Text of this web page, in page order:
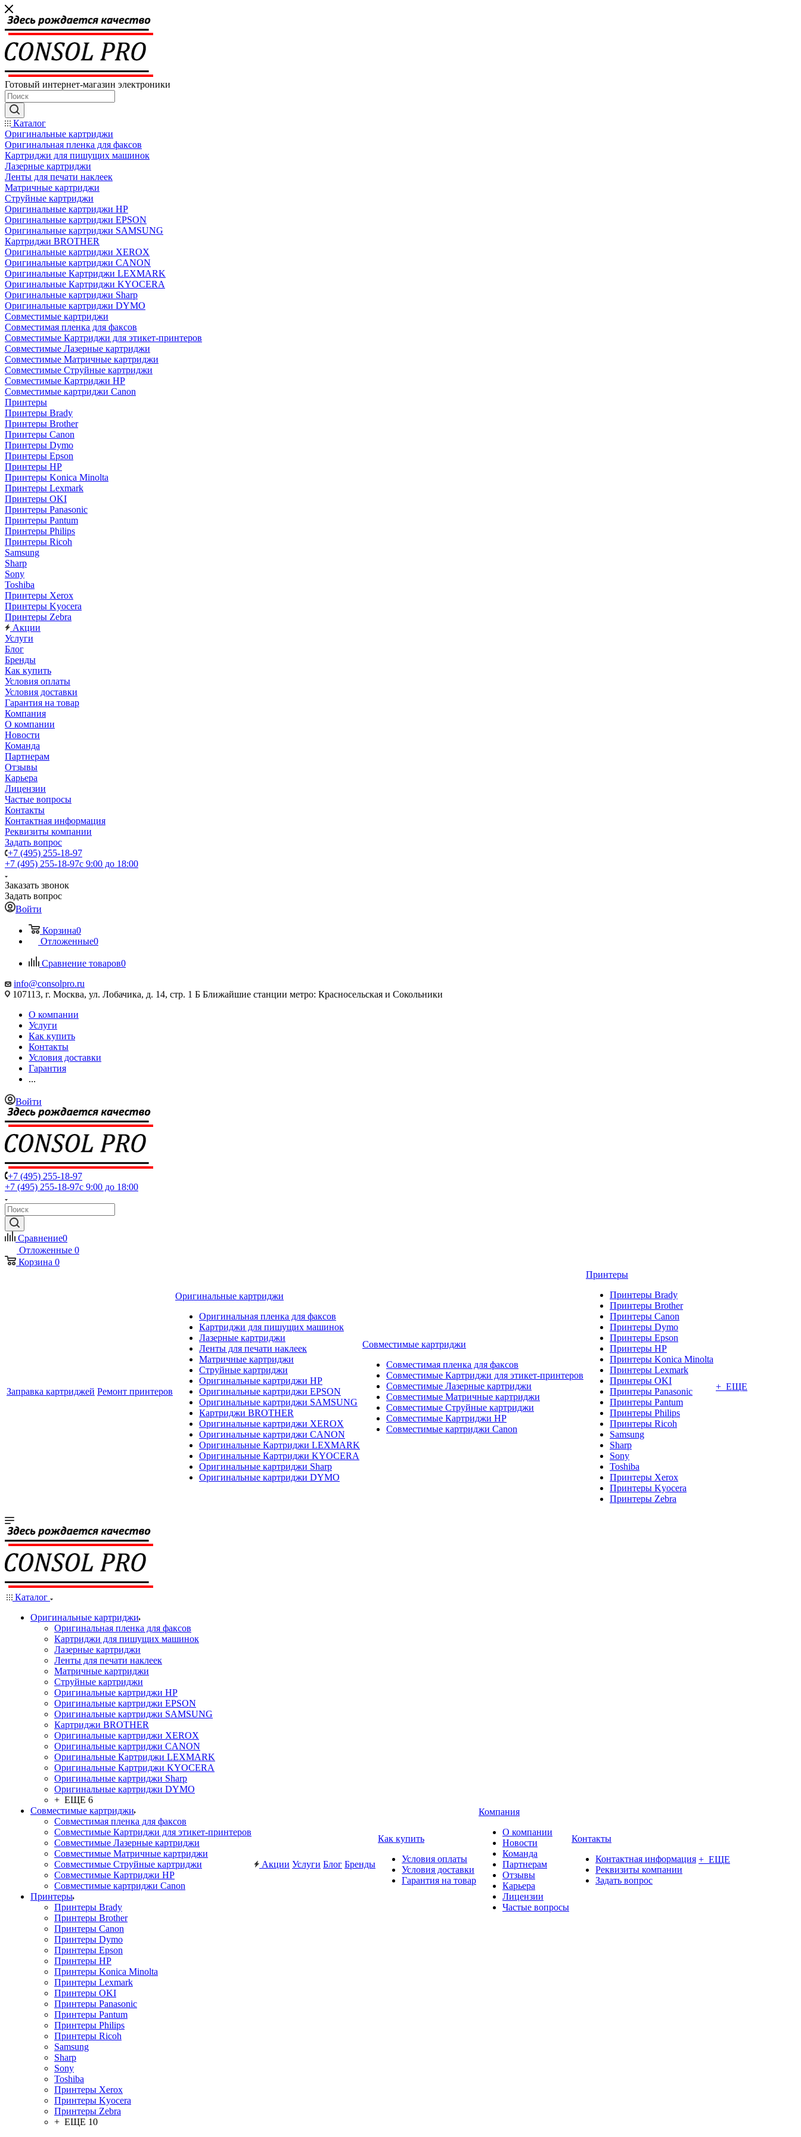
Готовый интернет-магазин электроники
Каталог
Оригинальные картриджи
Оригинальная пленка для факсов
Картриджи для пишущих машинок
Лазерные картриджи
Ленты для печати наклеек
Матричные картриджи
Струйные картриджи
Оригинальные картриджи HP
Оригинальные картриджи EPSON
Оригинальные картриджи SAMSUNG
Картриджи BROTHER
Оригинальные картриджи XEROX
Оригинальные картриджи CANON
Оригинальные Картриджи LEXMARK
Оригинальные Картриджи KYOCERA
Оригинальные картриджи Sharp
Оригинальные картриджи DYMO
Совместимые картриджи
Совместимая пленка для факсов
Совместимые Картриджи для этикет-принтеров
Совместимые Лазерные картриджи
Совместимые Матричные картриджи
Совместимые Струйные картриджи
Совместимые Картриджи HP
Совместимые картриджи Canon
Принтеры
Принтеры Brady
Принтеры Brother
Принтеры Canon
Принтеры Dymo
Принтеры Epson
Принтеры HP
Принтеры Konica Minolta
Принтеры Lexmark
Принтеры OKI
Принтеры Panasonic
Принтеры Pantum
Принтеры Philips
Принтеры Ricoh
Samsung
Sharp
Sony
Toshiba
Принтеры Xerox
Принтеры Kyocera
Принтеры Zebra
Акции
Услуги
Блог
Бренды
Как купить
Условия оплаты
Условия доставки
Гарантия на товар
Компания
О компании
Новости
Команда
Партнерам
Отзывы
Карьера
Лицензии
Частые вопросы
Контакты
Контактная информация
Реквизиты компании
Задать вопрос
+7 (495) 255-18-97
+7 (495) 255-18-97с 9:00 до 18:00
Заказать звонок
Задать вопрос
Войти
Корзина0
Отложенные0
Сравнение товаров0
info@consolpro.ru
107113, г. Москва, ул. Лобачика, д. 14, стр. 1 Б Ближайшие станции метро: Красносельская и Сокольники
О компании
Услуги
Как купить
Контакты
Условия доставки
Гарантия
...
Войти
+7 (495) 255-18-97
+7 (495) 255-18-97с 9:00 до 18:00
Сравнение0
Отложенные 0
Корзина 0
Заправка картриджей Ремонт принтеров
Оригинальные картриджи
Оригинальная пленка для факсов
Картриджи для пишущих машинок
Лазерные картриджи
Ленты для печати наклеек
Матричные картриджи
Струйные картриджи
Оригинальные картриджи HP
Оригинальные картриджи EPSON
Оригинальные картриджи SAMSUNG
Картриджи BROTHER
Оригинальные картриджи XEROX
Оригинальные картриджи CANON
Оригинальные Картриджи LEXMARK
Оригинальные Картриджи KYOCERA
Оригинальные картриджи Sharp
Оригинальные картриджи DYMO
Совместимые картриджи
Совместимая пленка для факсов
Совместимые Картриджи для этикет-принтеров
Совместимые Лазерные картриджи
Совместимые Матричные картриджи
Совместимые Струйные картриджи
Совместимые Картриджи HP
Совместимые картриджи Canon
Принтеры
Принтеры Brady
Принтеры Brother
Принтеры Canon
Принтеры Dymo
Принтеры Epson
Принтеры HP
Принтеры Konica Minolta
Принтеры Lexmark
Принтеры OKI
Принтеры Panasonic
Принтеры Pantum
Принтеры Philips
Принтеры Ricoh
Samsung
Sharp
Sony
Toshiba
Принтеры Xerox
Принтеры Kyocera
Принтеры Zebra
+ ЕЩЕ
Каталог
Оригинальные картриджи
Оригинальная пленка для факсов
Картриджи для пишущих машинок
Лазерные картриджи
Ленты для печати наклеек
Матричные картриджи
Струйные картриджи
Оригинальные картриджи HP
Оригинальные картриджи EPSON
Оригинальные картриджи SAMSUNG
Картриджи BROTHER
Оригинальные картриджи XEROX
Оригинальные картриджи CANON
Оригинальные Картриджи LEXMARK
Оригинальные Картриджи KYOCERA
Оригинальные картриджи Sharp
Оригинальные картриджи DYMO
+ ЕЩЕ 6
Совместимые картриджи
Совместимая пленка для факсов
Совместимые Картриджи для этикет-принтеров
Совместимые Лазерные картриджи
Совместимые Матричные картриджи
Совместимые Струйные картриджи
Совместимые Картриджи HP
Совместимые картриджи Canon
Принтеры
Принтеры Brady
Принтеры Brother
Принтеры Canon
Принтеры Dymo
Принтеры Epson
Принтеры HP
Принтеры Konica Minolta
Принтеры Lexmark
Принтеры OKI
Принтеры Panasonic
Принтеры Pantum
Принтеры Philips
Принтеры Ricoh
Samsung
Sharp
Sony
Toshiba
Принтеры Xerox
Принтеры Kyocera
Принтеры Zebra
+ ЕЩЕ 10
Акции Услуги Блог Бренды
Как купить
Условия оплаты
Условия доставки
Гарантия на товар
Компания
О компании
Новости
Команда
Партнерам
Отзывы
Карьера
Лицензии
Частые вопросы
Контакты
Контактная информация
Реквизиты компании
Задать вопрос
+ ЕЩЕ